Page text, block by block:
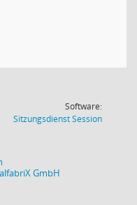
Software:
SitzungsdienstSession(Wird in
GmbH